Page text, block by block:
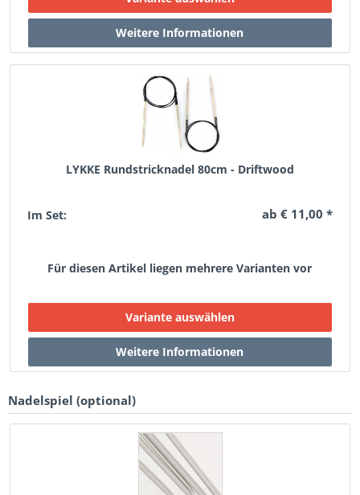
LYKKE Rundstricknadel 80cm - Driftwood
Im Set: ab € 11,00 *
Für diesen Artikel liegen mehrere Varianten vor
Nadelspiel (optional)